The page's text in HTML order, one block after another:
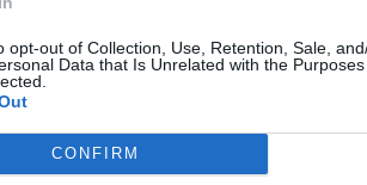
opt-out of Collection, Use, Retention, Sale,
Data that Is Unrelated with the
CONFIRM
RÓWNIEŻ:
przecenił hit do kuchni. Air fryer tańszy